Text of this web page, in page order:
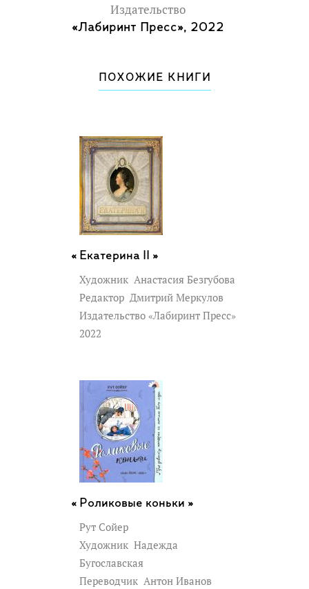
Издательство
«Лабиринт Пресс», 2022
ПОХОЖИЕ КНИГИ
Екатерина II »
Художник Анастасия Безгубова
Редактор Дмитрий Меркулов
Издательство «Лабиринт Пресс»
2022
Роликовые коньки »
Рут Сойер
Художник Надежда
Бугославская
Переводчик Антон Иванов